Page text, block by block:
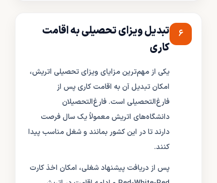
۶
تبدیل ویزای تحصیلی به اقامت
کاری
یکی از مهم‌ترین مزایای ویزای تحصیلی اتریش،
امکان تبدیل آن به اقامت کاری پس از
فارغ‌التحصیلی است. فارغ‌التحصیلان
دانشگاه‌های اتریش معمولاً یک سال فرصت
دارند تا در این کشور بمانند و شغل مناسب پیدا
کنند.
پس از دریافت پیشنهاد شغلی، امکان اخذ کارت